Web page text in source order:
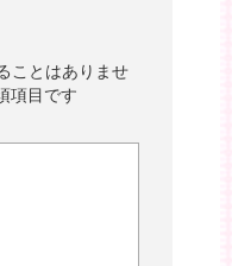
ことはありませ
項目です